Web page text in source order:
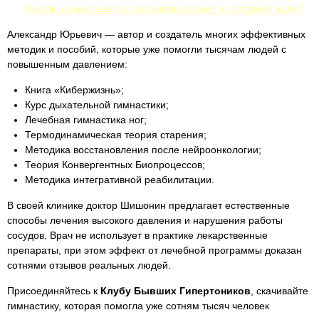
Каковы сроки поверки счетчиков горячей и холодной воды?
Александр Юрьевич — автор и создатель многих эффективных
методик и пособий, которые уже помогли тысячам людей с
повышенным давлением:
Книга «Кибержизнь»;
Курс дыхательной гимнастики;
Лечебная гимнастика ног;
Термодинамическая теория старения;
Методика восстановления после нейроонкологии;
Теория Конвергентных Биопроцессов;
Методика интегративной реабилитации.
В своей клинике доктор Шишонин предлагает естественные
способы лечения высокого давления и нарушения работы
сосудов. Врач не использует в практике лекарственные
препараты, при этом эффект от лечебной программы доказан
сотнями отзывов реальных людей.
Присоединяйтесь к Клубу Бывших Гипертоников , скачивайте
гимнастику, которая помогла уже сотням тысяч человек